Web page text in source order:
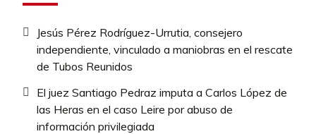
Jesús Pérez Rodríguez-Urrutia, consejero
independiente, vinculado a maniobras en el rescate
de Tubos Reunidos
El juez Santiago Pedraz imputa a Carlos López de
las Heras en el caso Leire por abuso de
información privilegiada